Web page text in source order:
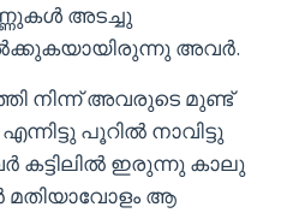
അടച്ചു
അവർ.
നിന്ന് അവരുടെ മുണ്ട്
പൂറിൽ നാവിട്ടു
കട്ടിലിൽ ഇരുന്നു കാലു
മതിയാവോളം ആ